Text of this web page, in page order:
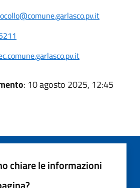
: 10 agosto 2025, 12:45
chiare le informazioni